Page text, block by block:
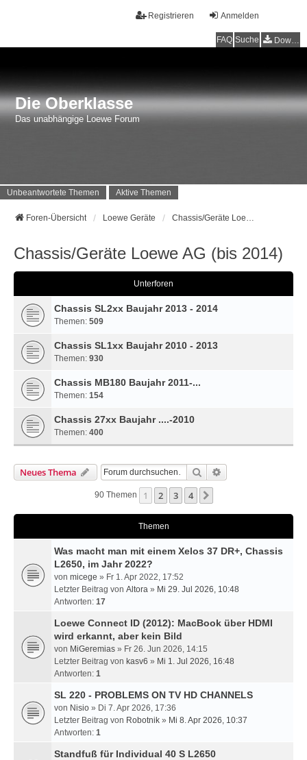
Anmelden
Registrieren
FAQ Suche Downloads
Die Oberklasse
Das unabhängige Loewe Forum
Unbeantwortete Themen Aktive Themen
Foren-Übersicht Loewe Geräte Chassis/Geräte Loewe AG (bis 2014)
Chassis/Geräte Loewe AG (bis 2014)
Unterforen
Chassis SL2xx Baujahr 2013 - 2014
Themen: 509
Chassis SL1xx Baujahr 2010 - 2013
Themen: 930
Chassis MB180 Baujahr 2011-...
Themen: 154
Chassis 27xx Baujahr ....-2010
Themen: 400
Neues Thema Suche
90 Themen 1 2 3 4
Themen
Was macht man mit einem Xelos 37 DR+, Chassis
L2650, im Jahr 2022?
von micege » Fr 1. Apr 2022, 17:52
Letzter Beitrag von Altora » Mi 29. Jul 2026, 10:48
Antworten: 17
Loewe Connect ID (2012): MacBook über HDMI
wird erkannt, aber kein Bild
von MiGeremias » Fr 26. Jun 2026, 14:15
Letzter Beitrag von kasv6 » Mi 1. Jul 2026, 16:48
Antworten: 1
SL 220 - PROBLEMS ON TV HD CHANNELS
von Nisio » Di 7. Apr 2026, 17:36
Letzter Beitrag von Robotnik » Mi 8. Apr 2026, 10:37
Antworten: 1
Standfuß für Individual 40 S L2650